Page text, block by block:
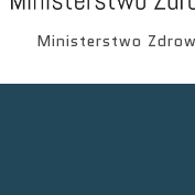
Ministerstwo